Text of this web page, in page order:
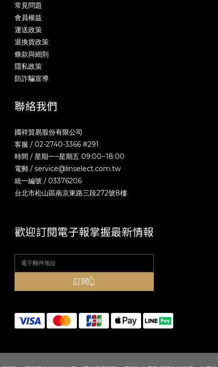
常見問題
會員權益
運送政策
退換貨政策
條款與細則
隱私政策
防詐騙宣導
聯絡我們
國祥貿易股份有限公司
客服 / 02-2740-3366 #291
時間 / 星期一~星期五 09:00~18:00
電郵 / service@linselect.com.tw
統一編號 / 03376206
台北市松山區南京東路三段272號8樓
歡迎訂閱電子報掌握最新情報
訂閱👆